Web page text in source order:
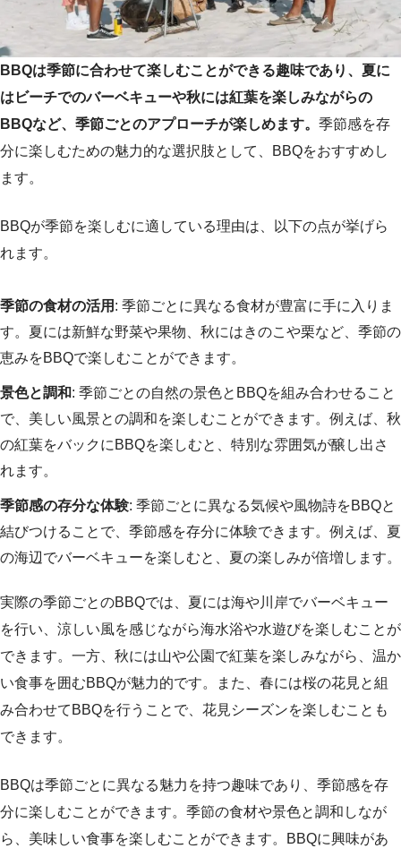
BBQは季節に合わせて楽しむことができる趣味であり、夏に
はビーチでのバーベキューや秋には紅葉を楽しみながらの
BBQなど、季節ごとのアプローチが楽しめます。 季節感を存
分に楽しむための魅力的な選択肢として、BBQをおすすめし
ます。
BBQが季節を楽しむに適している理由は、以下の点が挙げら
れます。
季節の食材の活用 : 季節ごとに異なる食材が豊富に手に入りま
す。夏には新鮮な野菜や果物、秋にはきのこや栗など、季節の
恵みをBBQで楽しむことができます。
景色と調和: 季節ごとの自然の景色とBBQを組み合わせること
で、美しい風景との調和を楽しむことができます。例えば、秋
の紅葉をバックにBBQを楽しむと、特別な雰囲気が醸し出さ
れます。
季節感の存分な体験: 季節ごとに異なる気候や風物詩をBBQと
結びつけることで、季節感を存分に体験できます。例えば、夏
の海辺でバーベキューを楽しむと、夏の楽しみが倍増します。
実際の季節ごとのBBQでは、夏には海や川岸でバーベキュー
を行い、涼しい風を感じながら海水浴や水遊びを楽しむことが
できます。一方、秋には山や公園で紅葉を楽しみながら、温か
い食事を囲むBBQが魅力的です。また、春には桜の花見と組
み合わせてBBQを行うことで、花見シーズンを楽しむことも
できます。
BBQは季節ごとに異なる魅力を持つ趣味であり、季節感を存
分に楽しむことができます。季節の食材や景色と調和しなが
ら、美味しい食事を楽しむことができます。BBQに興味があ